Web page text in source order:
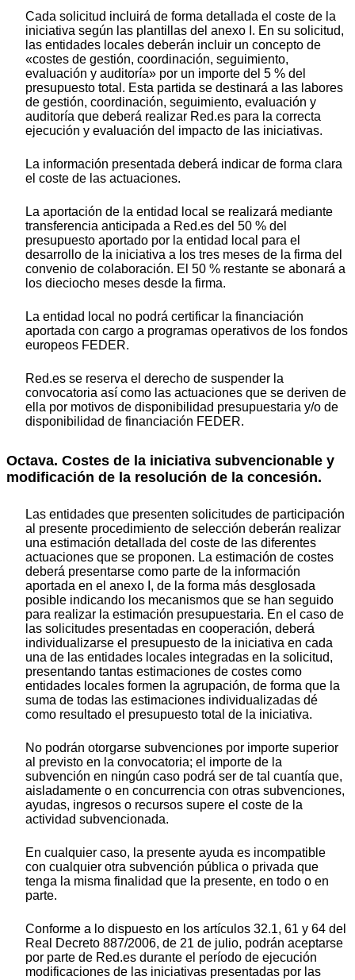
Cada solicitud incluirá de forma detallada el coste de la
iniciativa según las plantillas del anexo I. En su solicitud,
las entidades locales deberán incluir un concepto de
«costes de gestión, coordinación, seguimiento,
evaluación y auditoría» por un importe del 5 % del
presupuesto total. Esta partida se destinará a las labores
de gestión, coordinación, seguimiento, evaluación y
auditoría que deberá realizar Red.es para la correcta
ejecución y evaluación del impacto de las iniciativas.
La información presentada deberá indicar de forma clara
el coste de las actuaciones.
La aportación de la entidad local se realizará mediante
transferencia anticipada a Red.es del 50 % del
presupuesto aportado por la entidad local para el
desarrollo de la iniciativa a los tres meses de la firma del
convenio de colaboración. El 50 % restante se abonará a
los dieciocho meses desde la firma.
La entidad local no podrá certificar la financiación
aportada con cargo a programas operativos de los fondos
europeos FEDER.
Red.es se reserva el derecho de suspender la
convocatoria así como las actuaciones que se deriven de
ella por motivos de disponibilidad presupuestaria y/o de
disponibilidad de financiación FEDER.
Octava. Costes de la iniciativa subvencionable y
modificación de la resolución de la concesión.
Las entidades que presenten solicitudes de participación
al presente procedimiento de selección deberán realizar
una estimación detallada del coste de las diferentes
actuaciones que se proponen. La estimación de costes
deberá presentarse como parte de la información
aportada en el anexo I, de la forma más desglosada
posible indicando los mecanismos que se han seguido
para realizar la estimación presupuestaria. En el caso de
las solicitudes presentadas en cooperación, deberá
individualizarse el presupuesto de la iniciativa en cada
una de las entidades locales integradas en la solicitud,
presentando tantas estimaciones de costes como
entidades locales formen la agrupación, de forma que la
suma de todas las estimaciones individualizadas dé
como resultado el presupuesto total de la iniciativa.
No podrán otorgarse subvenciones por importe superior
al previsto en la convocatoria; el importe de la
subvención en ningún caso podrá ser de tal cuantía que,
aisladamente o en concurrencia con otras subvenciones,
ayudas, ingresos o recursos supere el coste de la
actividad subvencionada.
En cualquier caso, la presente ayuda es incompatible
con cualquier otra subvención pública o privada que
tenga la misma finalidad que la presente, en todo o en
parte.
Conforme a lo dispuesto en los artículos 32.1, 61 y 64 del
Real Decreto 887/2006, de 21 de julio, podrán aceptarse
por parte de Red.es durante el período de ejecución
modificaciones de las iniciativas presentadas por las